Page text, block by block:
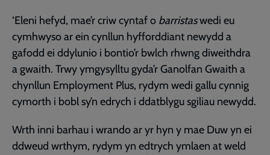
‘Eleni hefyd, mae’r criw cyntaf o barristaswedi eu
cymhwyso ar ein cynllun hyfforddiant newydd a
gafodd ei ddylunio i bontio’r bwlch rhwng diweithdra
a gwaith. Trwy ymgysylltu gyda’r Ganolfan Gwaith a
chynllun Employment Plus, rydym wedi gallu cynnig
cymorth i bobl sy’n edrych i ddatblygu sgiliau newydd.
Wrth inni barhau i wrando ar yr hyn y mae Duw yn ei
ddweud wrthym, rydym yn edtrych ymlaen at weld